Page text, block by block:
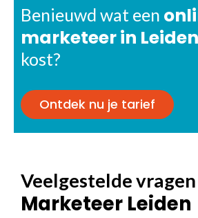
Benieuwd wat een
marketeer in Leiden
kost?
Ontdek nu je tarief
Veelgestelde vragen
Marketeer Leiden